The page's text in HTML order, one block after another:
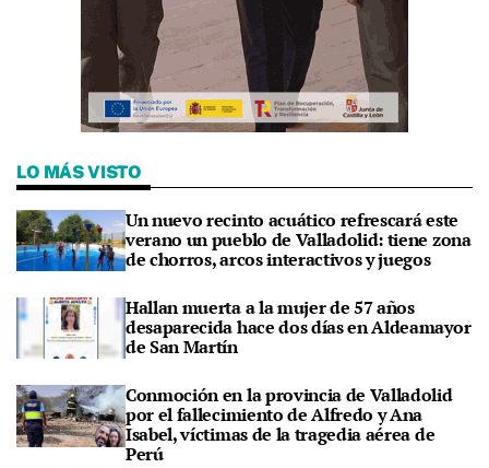
LO MÁS VISTO
Un nuevo recinto acuático refrescará este
verano un pueblo de Valladolid: tiene zona
de chorros, arcos interactivos y juegos
Hallan muerta a la mujer de 57 años
desaparecida hace dos días en Aldeamayor
de San Martín
Conmoción en la provincia de Valladolid
por el fallecimiento de Alfredo y Ana
Isabel, víctimas de la tragedia aérea de
Perú